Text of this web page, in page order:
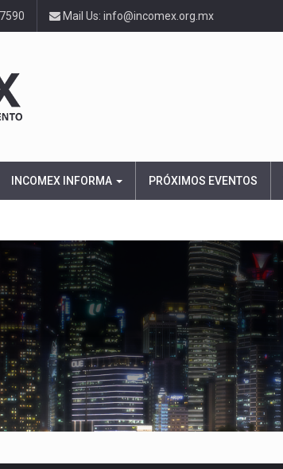
Mail Us: info@incomex.org.mx
INCOMEX INFORMA PRÓXIMOS EVENTOS